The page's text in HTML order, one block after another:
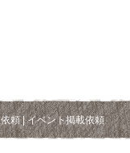
頼|イベント掲載依頼